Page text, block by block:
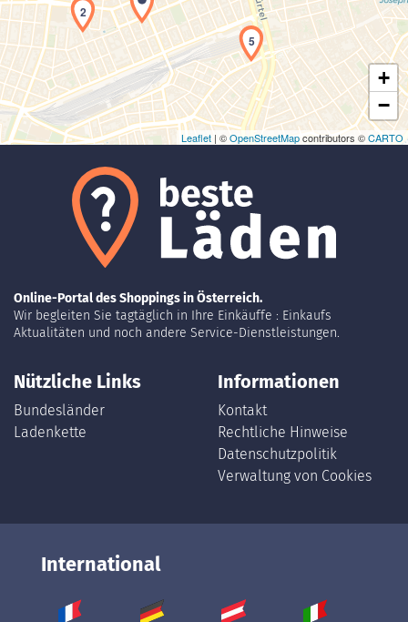
2
5
+
−
Leaflet | ©OpenStreetMapcontributors ©CARTO
Online-Portal des Shoppings in Österreich.
Wir begleiten Sie tagtäglich in Ihre Einkäuffe : Einkaufs
Aktualitäten und noch andere Service-Dienstleistungen.
Nützliche Links
Bundesländer
Ladenkette
Informationen
Kontakt
Rechtliche Hinweise
Datenschutzpolitik
Verwaltung von Cookies
International